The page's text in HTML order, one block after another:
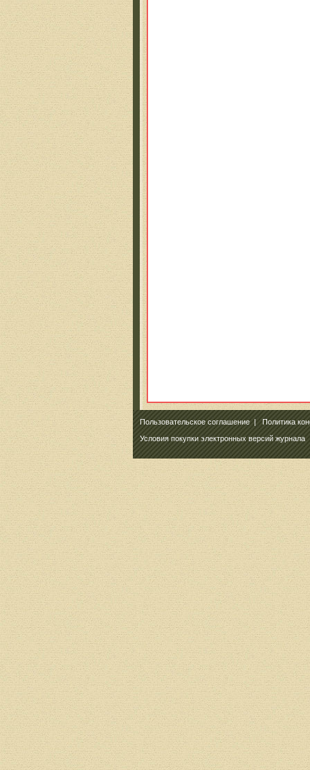
Пользовательское соглашение|Политика
Условия покупки электронных версий журнала